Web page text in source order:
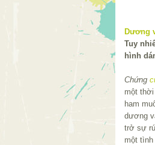
Dương
Tuy
hình
Chứng
một
ham
dương
trở sự
một tình